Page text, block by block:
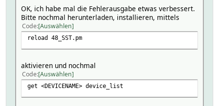
'version'
'id' =>
'id' =>
'version'
'id' =>
'version'
'id' =>
'id' =>
OK, ich habe mal die Fehlerausgabe etwas verbessert.
Bitte nochmal herunterladen, installieren, mittels
Code Auswählen
reload 48_SST.pm
aktivieren und nochmal
Code Auswählen
get <DEVICENAME> device_list